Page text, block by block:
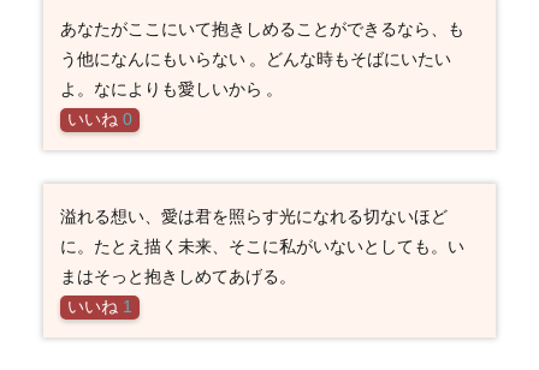
あなたがここにいて抱きしめることができるなら、も
う他になんにもいらない 。どんな時もそばにいたい
よ。なによりも愛しいから 。
いいね 0
溢れる想い、愛は君を照らす光になれる切ないほど
に。たとえ描く未来、そこに私がいないとしても。い
まはそっと抱きしめてあげる。
いいね 1